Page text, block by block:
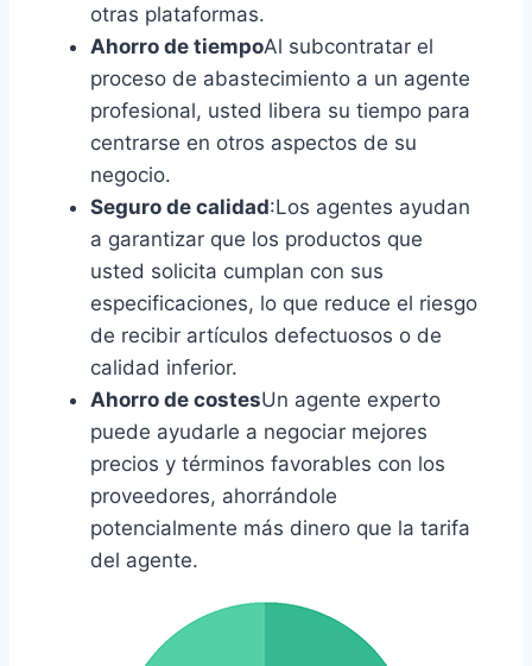
otras plataformas.
Ahorro de tiempoAl subcontratar el
proceso de abastecimiento a un agente
profesional, usted libera su tiempo para
centrarse en otros aspectos de su
negocio.
Seguro de calidad:Los agentes ayudan
a garantizar que los productos que
usted solicita cumplan con sus
especificaciones, lo que reduce el riesgo
de recibir artículos defectuosos o de
calidad inferior.
Ahorro de costesUn agente experto
puede ayudarle a negociar mejores
precios y términos favorables con los
proveedores, ahorrándole
potencialmente más dinero que la tarifa
del agente.